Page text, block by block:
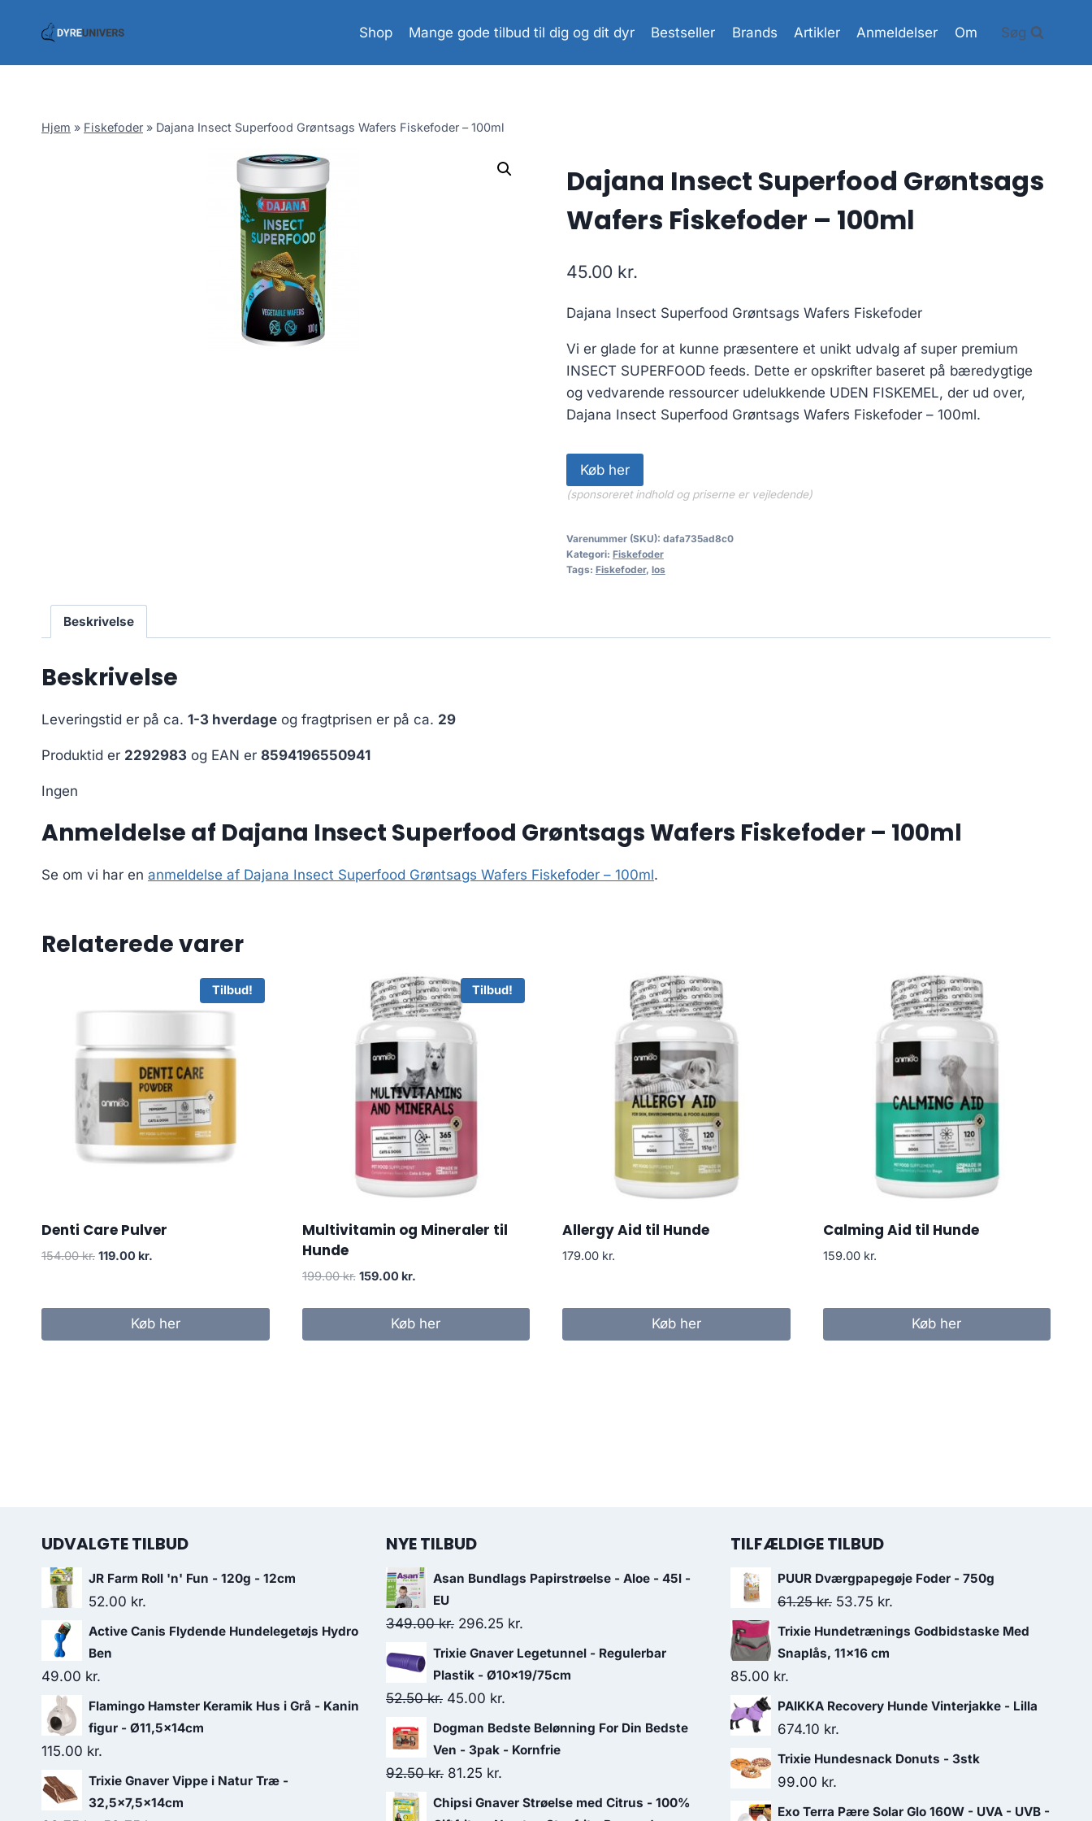
Shop Mange gode tilbud til dig og dit dyr Bestseller Brands Artikler Anmeldelser Om Søg
Hjem » Fiskefoder » Dajana Insect Superfood Grøntsags Wafers Fiskefoder – 100ml
Dajana Insect Superfood Grøntsags
Wafers Fiskefoder – 100ml
45.00 kr.
Dajana Insect Superfood Grøntsags Wafers Fiskefoder
Vi er glade for at kunne præsentere et unikt udvalg af super premium
INSECT SUPERFOOD feeds. Dette er opskrifter baseret på bæredygtige
og vedvarende ressourcer udelukkende UDEN FISKEMEL, der ud over,
Dajana Insect Superfood Grøntsags Wafers Fiskefoder – 100ml.
Køb her
(sponsoreret indhold og priserne er vejledende)
Varenummer (SKU): dafa735ad8c0
Kategori: Fiskefoder
Tags: Fiskefoder, los
Beskrivelse
Beskrivelse
Leveringstid er på ca. 1-3 hverdage og fragtprisen er på ca. 29
Produktid er 2292983 og EAN er 8594196550941
Ingen
Anmeldelse af Dajana Insect Superfood Grøntsags Wafers Fiskefoder – 100ml
Se om vi har en anmeldelse af Dajana Insect Superfood Grøntsags Wafers Fiskefoder – 100ml.
Relaterede varer
Tilbud!
Denti Care Pulver
154.00kr. Den
var:
154.00 kr..
119.00 kr.
er:
119.00 kr..
Køb her
Tilbud!
Multivitamin og Mineraler til
Hunde
199.00kr. Den
pris
159.00 kr.Den
pris
er:
Køb her
Allergy Aid til Hunde
179.00 kr.
Køb her
Calming Aid til Hunde
159.00 kr.
Køb her
UDVALGTE TILBUD
JR Farm Roll 'n' Fun - 120g - 12cm
52.00 kr.
Active Canis Flydende Hundelegetøjs Hydro
Ben
49.00 kr.
Flamingo Hamster Keramik Hus i Grå - Kanin
figur - Ø11,5x14cm
115.00 kr.
Trixie Gnaver Vippe i Natur Træ -
32,5x7,5x14cm
NYE TILBUD
Asan Bundlags Papirstrøelse - Aloe - 45l -
EU
349.00kr. Den
oprindelige
pris
var:
349.00 kr..
296.25 kr.
aktuelle
pris
296.25 kr..
Trixie Gnaver Legetunnel - Regulerbar
Plastik - Ø10x19/75cm
52.50kr. Den
oprindelige
pris
var:
52.50 kr..
45.00 kr.
aktuelle
pris
45.00 kr..
Dogman Bedste Belønning For Din Bedste
Ven - 3pak - Kornfrie
92.50kr. Den
oprindelige
81.25 kr.
aktuelle
Chipsi Gnaver Strøelse med Citrus - 100%
TILFÆLDIGE TILBUD
PUUR Dværgpapegøje Foder - 750g
61.25kr. Den
oprindelige
pris
61.25 kr..
53.75 kr.
aktuelle
53.75 kr..
Trixie Hundetrænings Godbidstaske Med
Snaplås, 11x16 cm
85.00 kr.
PAIKKA Recovery Hunde Vinterjakke - Lilla
674.10 kr.
Trixie Hundesnack Donuts - 3stk
99.00 kr.
Exo Terra Pære Solar Glo 160W - UVA - UVB -